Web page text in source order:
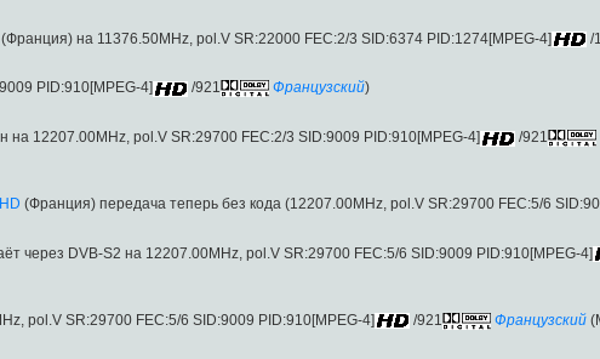
(Франция) на 11376.50MHz, pol.V SR:22000 FEC:2/3 SID:6374 PID:1274[MPEG-4] /
PID:910[MPEG-4] /921 Французский)
на 12207.00MHz, pol.V SR:29700 FEC:2/3 SID:9009 PID:910[MPEG-4] /921
(Франция) передача теперь без кода (12207.00MHz, pol.V SR:29700 FEC:5/6
через DVB-S2 на 12207.00MHz, pol.V SR:29700 FEC:5/6 SID:9009 PID:910[MPEG-4]
pol.V SR:29700 FEC:5/6 SID:9009 PID:910[MPEG-4] /921 Французский